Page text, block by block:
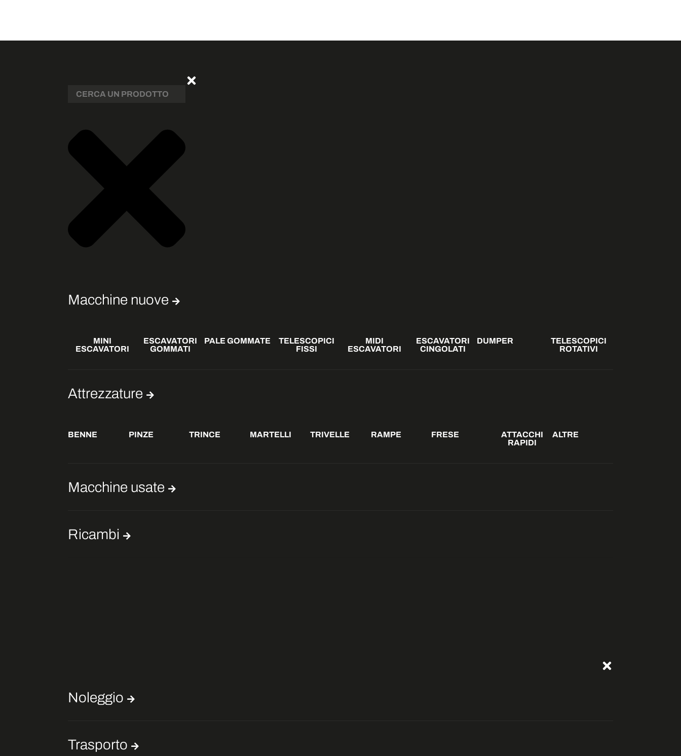
Macchine nuove
MINI
ESCAVATORI
ESCAVATORI
GOMMATI
PALE GOMMATE TELESCOPICI
FISSI
MIDI
ESCAVATORI
ESCAVATORI
CINGOLATI
DUMPER TELESCOPICI
ROTATIVI
Attrezzature
BENNE PINZE TRINCE MARTELLI TRIVELLE RAMPE FRESE ATTACCHI
RAPIDI
ALTRE
Macchine usate
Ricambi
Noleggio
Trasporto